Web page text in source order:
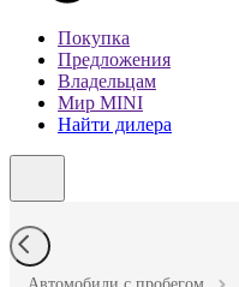
Покупка
Предложения
Владельцам
Мир MINI
Найти дилера